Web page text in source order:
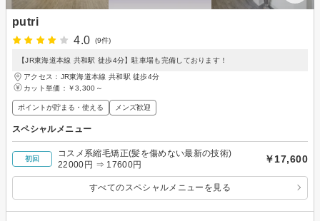
putri
4.0
(9件)
【JR東海道本線 共和駅 徒歩4分】駐車場も完備しております！
アクセス：JR東海道本線 共和駅 徒歩4分
カット単価： ￥3,300～
ポイントが貯まる・使える メンズ歓迎
スペシャルメニュー
初回
コスメ系縮毛矯正(髪を傷めない最新の技術)
22000円 ⇒ 17600円
￥17,600
すべてのスペシャルメニューを見る